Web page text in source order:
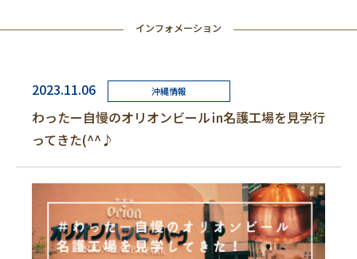
インフォメーション
2023.11.06 沖縄情報
わったー自慢のオリオンビール㏌名護工場を見学行
ってきた(^^♪